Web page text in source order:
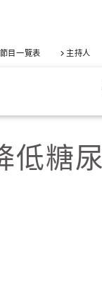
節目一覽表 主持人
低糖